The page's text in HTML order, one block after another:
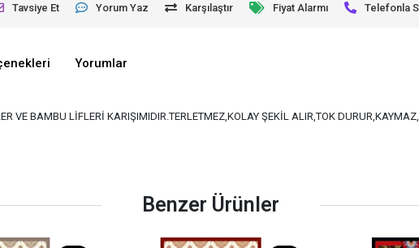
Tavsiye Et Yorum Yaz Karşılaştır Fiyat Alarmı Telefonla
Yorumlar
VE BAMBU LİFLERİ KARIŞIMIDIR.TERLETMEZ,KOLAY ŞEKİL ALIR,TOK
Benzer Ürünler